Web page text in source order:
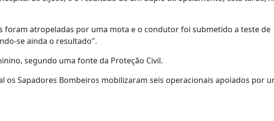
foram atropeladas por uma mota e o condutor foi submetido a teste de
se ainda o resultado".
segundo uma fonte da Proteção Civil.
os Sapadores Bombeiros mobilizaram seis operacionais apoiados por